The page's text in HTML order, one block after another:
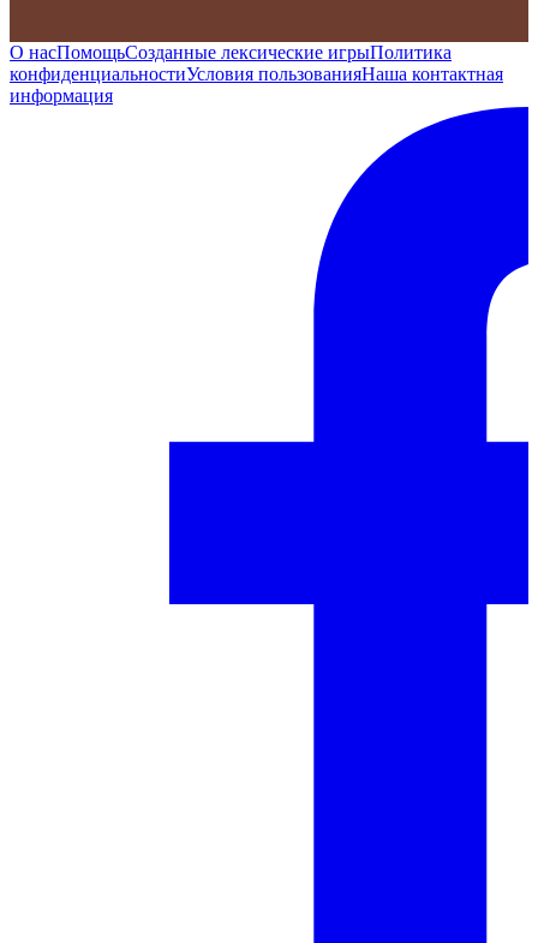
О насПомощьСозданные лексические игрыПолитика
конфиденциальностиУсловия пользованияНаша контактная
информация